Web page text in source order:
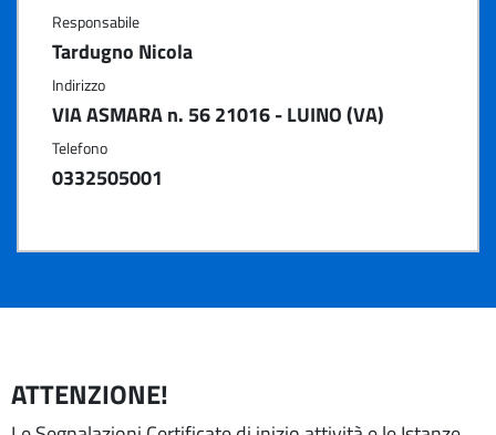
Responsabile
Tardugno Nicola
Indirizzo
VIA ASMARA n. 56 21016 - LUINO (VA)
Telefono
0332505001
ATTENZIONE!